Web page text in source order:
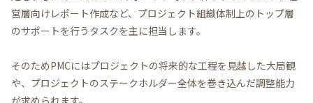
営層向けレポート作成など、プロジェクト組織体制上のトップ層
のサポートを行うタスクを主に担当します。
そのためPMCにはプロジェクトの将来的な工程を見越した大局観
や、プロジェクトのステークホルダー全体を巻き込んだ調整能力